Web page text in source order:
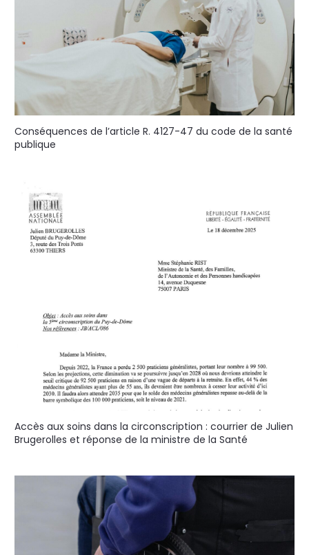
Conséquences de l’article R. 4127-47 du code de la santé
publique
Accès aux soins dans la circonscription : courrier de Julien
Brugerolles et réponse de la ministre de la Santé